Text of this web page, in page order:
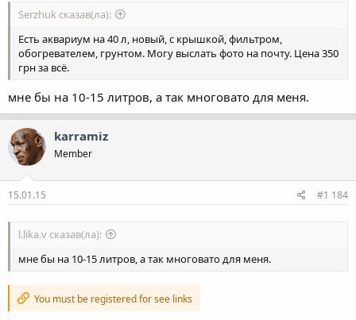
Serzhuk сказав(ла):
Есть аквариум на 40 л, новый, с крышкой, фильтром,
обогревателем, грунтом. Могу выслать фото на почту. Цена 350
грн за всё.
мне бы на 10-15 литров, а так многовато для меня.
karramiz
Member
15.01.15 #1 184
l.lika.v сказав(ла):
мне бы на 10-15 литров, а так многовато для меня.
You must be registered for see links